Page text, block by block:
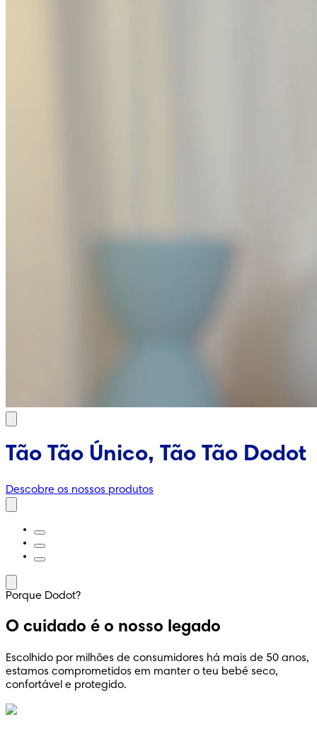
Tão Tão Único, Tão Tão Dodot
Descobre os nossos produtos
Porque Dodot?
O cuidado é o nosso legado
Escolhido por milhões de consumidores há mais de 50 anos,
estamos comprometidos em manter o teu bebé seco,
confortável e protegido.